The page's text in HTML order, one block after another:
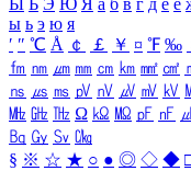
Ы Ь Э Ю Я а б в г д е ё
ы ь э ю я
′ ″ ℃ Å ￠ ￡ ￥ ¤ ℉ ‰
㎙ ㎚ ㎛ ㎜ ㎝ ㎞ ㎟ ㎠
㎱ ㎲ ㎳ ㎴ ㎵ ㎶ ㎷ ㎸
㎒ ㎓ ㎔ Ω ㏀ ㏁ ㎊ ㎋
㏃ ㏉ ㏜ ㏆
§ ※ ☆ ★ ○ ● ◎ ◇ ◆